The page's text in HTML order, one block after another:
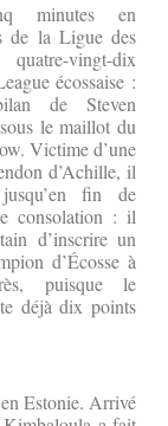
minutes en
de la Ligue des
quatre-vingt-dix
écossaise :
de Steven
le maillot du
Victime d’une
d’Achille, il
fin de
consolation : il
d’inscrire un
d’Écosse à
puisque le
déjà dix points
Estonie. Arrivé